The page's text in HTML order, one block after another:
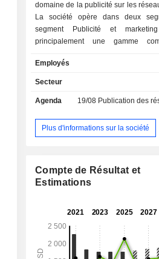
domaine de la publicité sur les
La société opère dans deux
segment Publicité et
principalement une gamme
marketing. Le segment
ajoutée propose principalement
sociales, des jeux en ligne, des
autres. La société exerce
activités liées à Internet et
utilisateurs de la société
découvrir, consommer et partager
des vidéos, des diffusions en
contenu audio sur la plateforme
produit principal de la société est la
sociale Weibo.
Employés
Secteur
Agenda 19/08 Publication des résultats
Plus d'informations sur la société
Compte de Résultat et
Estimations